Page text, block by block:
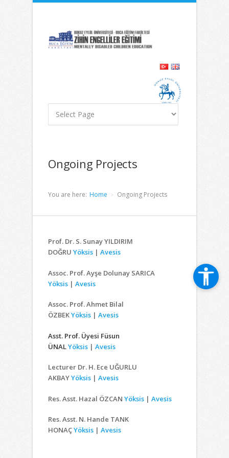
Navigasyona
Ongoing Projects
You are here: Home Ongoing Projects
Prof. Dr. S. Sunay YILDIRIM
DOĞRU Yöksis | Avesis
Assoc. Prof. Ayşe Dolunay SARICA
Yöksis | Avesis
Assoc. Prof. Ahmet Bilal
ÖZBEKYöksis | Avesis
Asst. Prof. Üyesi Füsun
ÜNALYöksis | Avesis
Lecturer Dr. H. Ece UĞURLU
AKBAYYöksis | Avesis
Res. Asst. Hazal ÖZCAN Yöksis | Avesis
Res. Asst. N. Hande TANK
HONAÇYöksis | Avesis